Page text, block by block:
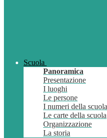
Scuola
Panoramica
Presentazione
I luoghi
Le persone
I numeri della scuola
Le carte della scuola
Organizzazione
La storia